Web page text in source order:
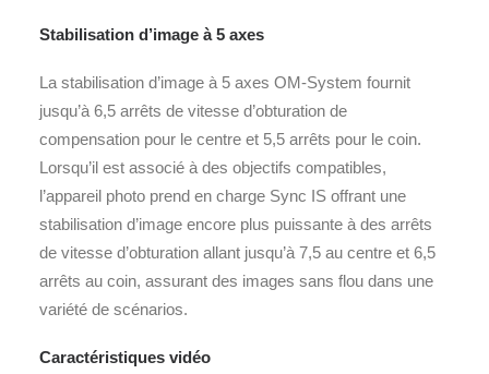
Stabilisation d’image à 5 axes
La stabilisation d’image à 5 axes OM-System fournit
jusqu’à 6,5 arrêts de vitesse d’obturation de
compensation pour le centre et 5,5 arrêts pour le coin.
Lorsqu’il est associé à des objectifs compatibles,
l’appareil photo prend en charge Sync IS offrant une
stabilisation d’image encore plus puissante à des arrêts
de vitesse d’obturation allant jusqu’à 7,5 au centre et 6,5
arrêts au coin, assurant des images sans flou dans une
variété de scénarios.
Caractéristiques vidéo